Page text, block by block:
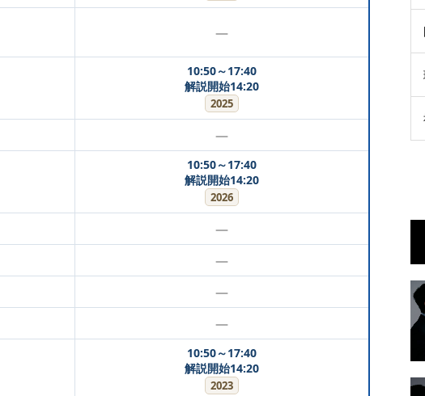
—
10:50～17:40
解説開始14:20
2025
—
10:50～17:40
解説開始14:20
2026
—
—
—
—
10:50～17:40
解説開始14:20
2023